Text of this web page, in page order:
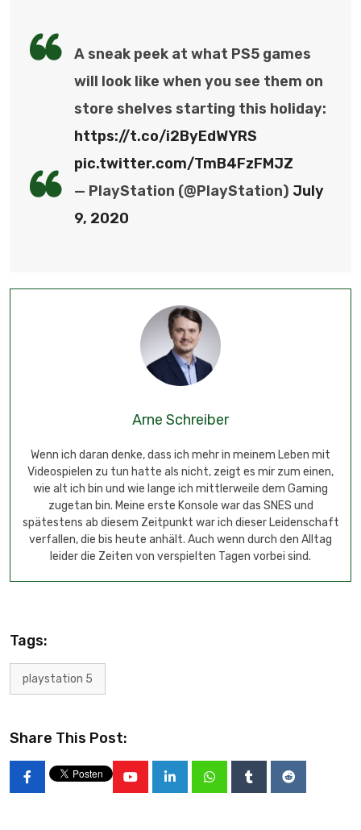
A sneak peek at what PS5 games
will look like when you see them on
store shelves starting this holiday:
https://t.co/i2ByEdWYRS
pic.twitter.com/TmB4FzFMJZ
— PlayStation (@PlayStation) July
9, 2020
Arne Schreiber
Wenn ich daran denke, dass ich mehr in meinem Leben mit
Videospielen zu tun hatte als nicht, zeigt es mir zum einen,
wie alt ich bin und wie lange ich mittlerweile dem Gaming
zugetan bin. Meine erste Konsole war das SNES und
spätestens ab diesem Zeitpunkt war ich dieser Leidenschaft
verfallen, die bis heute anhält. Auch wenn durch den Alltag
leider die Zeiten von verspielten Tagen vorbei sind.
Tags:
playstation 5
Share This Post: